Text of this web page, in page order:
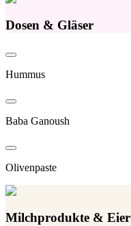
Dosen & Gläser
Hummus
Baba Ganoush
Olivenpaste
Milchprodukte & Eier